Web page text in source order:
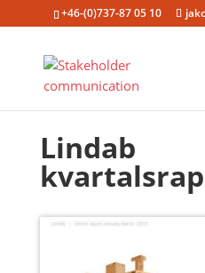
+46-(0)737-87 05 10
Lindab